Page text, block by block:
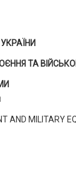
ТА
AND MILITARY